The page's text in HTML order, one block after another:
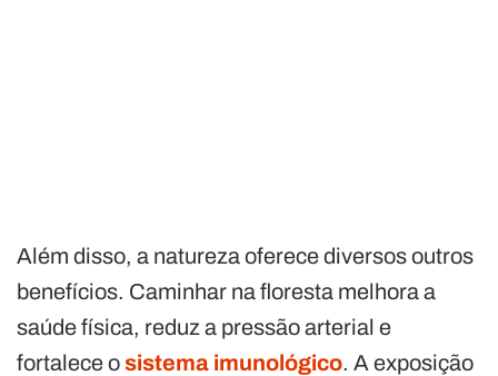
Além disso, a natureza oferece diversos outros
benefícios. Caminhar na floresta melhora a
saúde física, reduz a pressão arterial e
fortalece osistema imunológico. A exposição